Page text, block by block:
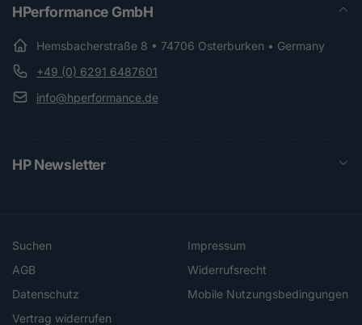
HPerformance GmbH
Hemsbacherstraße 8 • 74706 Osterburken • Germany
+49 (0) 6291 6487601
info@hperformance.de
HP Newsletter
Suchen
Impressum
AGB
Widerrufsrecht
Datenschutz
Mobile Nutzungsbedingungen
Vertrag widerrufen